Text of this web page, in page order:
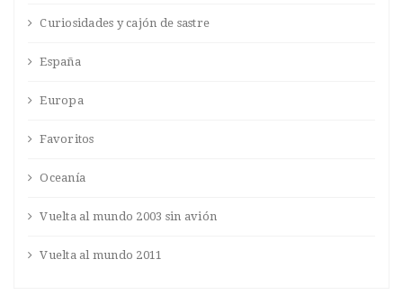
Curiosidades y cajón de sastre
España
Europa
Favoritos
Oceanía
Vuelta al mundo 2003 sin avión
Vuelta al mundo 2011